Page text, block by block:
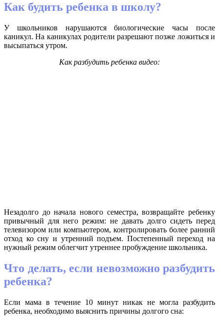
Как будить ребенка в школу?
У школьников нарушаются биологические часы после
каникул. На каникулах родители разрешают позже ложиться и
высыпаться утром.
Как разбудить ребенка видео:
Незадолго до начала нового семестра, возвращайте ребенку
привычный для него режим: не давать долго сидеть перед
телевизором или компьютером, контролировать более ранний
отход ко сну и утренний подъем. Постепенный переход на
нужный режим облегчит утреннее пробуждение школьника.
Что делать, если невозможно разбудить
ребенка?
Если мама в течение 10 минут никак не могла разбудить
ребенка, необходимо выяснить причины долгого сна: